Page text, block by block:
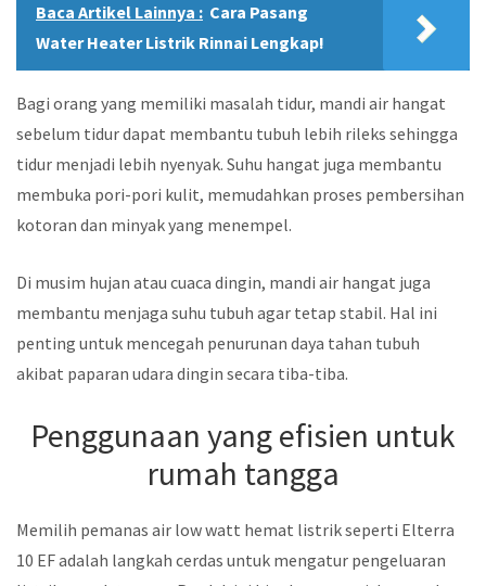
Baca Artikel Lainnya : Cara Pasang
Water Heater Listrik Rinnai Lengkap!
Bagi orang yang memiliki masalah tidur, mandi air hangat
sebelum tidur dapat membantu tubuh lebih rileks sehingga
tidur menjadi lebih nyenyak. Suhu hangat juga membantu
membuka pori-pori kulit, memudahkan proses pembersihan
kotoran dan minyak yang menempel.
Di musim hujan atau cuaca dingin, mandi air hangat juga
membantu menjaga suhu tubuh agar tetap stabil. Hal ini
penting untuk mencegah penurunan daya tahan tubuh
akibat paparan udara dingin secara tiba-tiba.
Penggunaan yang efisien untuk
rumah tangga
Memilih pemanas air low watt hemat listrik seperti Elterra
10 EF adalah langkah cerdas untuk mengatur pengeluaran